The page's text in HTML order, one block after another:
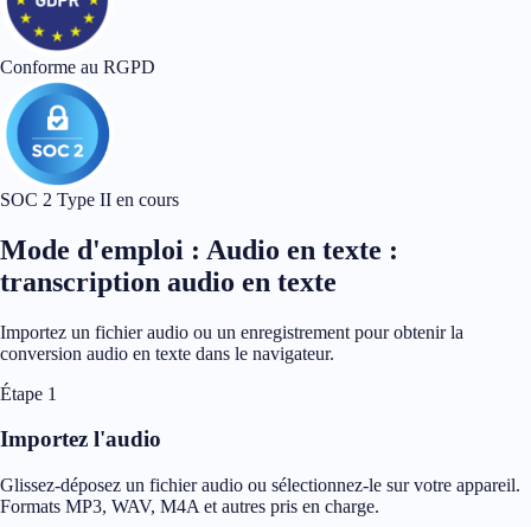
Conforme au RGPD
SOC 2 Type II en cours
Mode d'emploi : Audio en texte :
transcription audio en texte
Importez un fichier audio ou un enregistrement pour obtenir la
conversion audio en texte dans le navigateur.
Étape 1
Importez l'audio
Glissez-déposez un fichier audio ou sélectionnez-le sur votre appareil.
Formats MP3, WAV, M4A et autres pris en charge.